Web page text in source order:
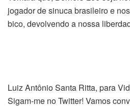
jogador de sinuca brasileiro e
bico, devolvendo a nossa
Luiz Antônio Santa Ritta, para
Sigam-me no Twitter! Vamos